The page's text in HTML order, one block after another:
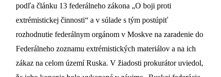
podľa článku 13 federálneho zákona „O boji proti
extrémistickej činnosti“ a v súlade s tým postúpiť
rozhodnutie federálnym orgánom v Moskve na zaradenie do
Federálneho zoznamu extrémistických materiálov a na ich
zákaz na celom území Ruska. V žiadosti prokurátor uviedol,